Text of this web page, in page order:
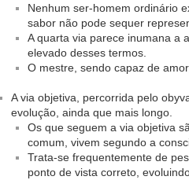
Nenhum ser-homem ordinário
sabor não pode sequer
A quarta via parece inumana a
elevado desses termos.
O mestre, sendo capaz de
A via objetiva, percorrida pelo
evolução, ainda que mais longo.
Os que seguem a via objetiva
comum, vivem segundo a
Trata-se frequentemente de
ponto de vista correto,